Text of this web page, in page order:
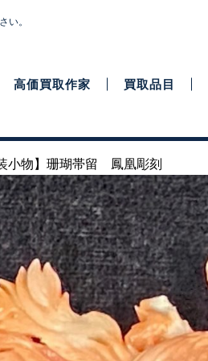
い。
高価買取作家 買取品目
小物】珊瑚帯留 鳳凰彫刻